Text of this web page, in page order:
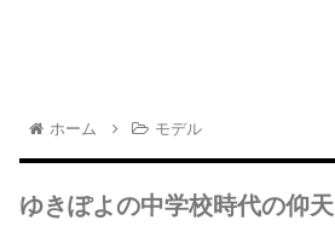
ホーム モデル
ゆきぽよの中学校時代の仰